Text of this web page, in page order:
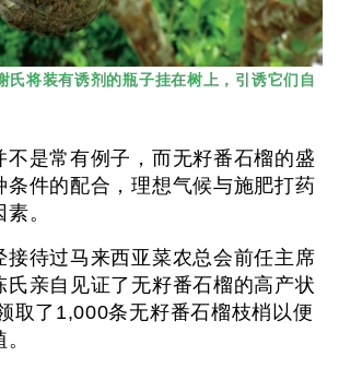
氏将装有诱剂的瓶子挂在树上，引诱它们自
不是常有例子，而无籽番石榴的盛
条件的配合，理想气候与施肥打药
因素。
接待过马来西亚菜农总会前任主席
氏亲自见证了无籽番石榴的高产状
取了1,000条无籽番石榴枝梢以便